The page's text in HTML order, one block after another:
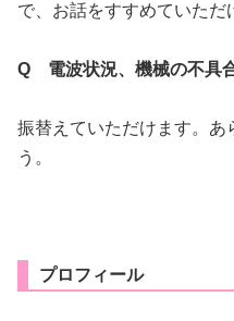
で、お話をすすめていただ
Q 電波状況、機械の不具
振替えていただけます。あ
う。
プロフィール